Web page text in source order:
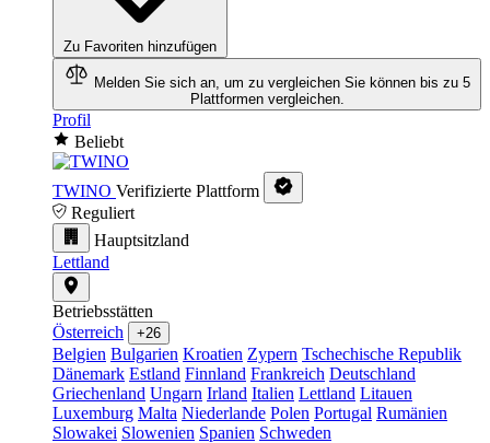
Zu Favoriten hinzufügen
Melden Sie sich an, um zu vergleichen Sie können bis zu 5
Plattformen vergleichen.
Profil
Beliebt
TWINO Verifizierte Plattform
Reguliert
Hauptsitzland
Lettland
Betriebsstätten
Österreich
+26
Belgien Bulgarien Kroatien Zypern Tschechische Republik
Dänemark Estland Finnland Frankreich Deutschland
Griechenland Ungarn Irland Italien Lettland Litauen
Luxemburg Malta Niederlande Polen Portugal Rumänien
Slowakei Slowenien Spanien Schweden